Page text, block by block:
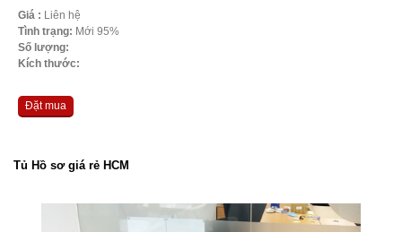
Giá : Liên hệ
Tình trạng: Mới 95%
Số lượng:
Kích thước:
Đặt mua
Tủ Hồ sơ giá rẻ HCM